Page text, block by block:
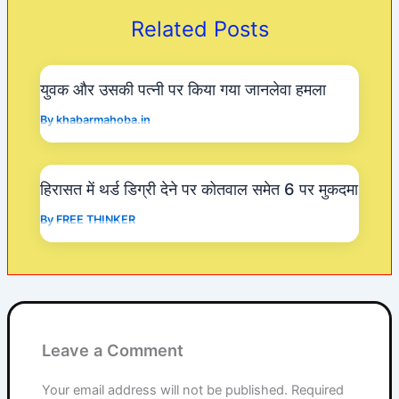
k
m
Related Posts
युवक और उसकी पत्नी पर किया गया जानलेवा हमला
Bykhabarmahoba.in
हिरासत में थर्ड डिग्री देने पर कोतवाल समेत 6 पर मुकदमा
By FREE THINKER
Leave a Comment
Your email address will not be published. Required